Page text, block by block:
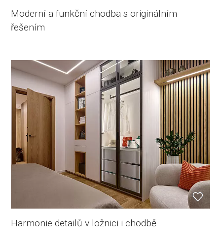
Moderní a funkční chodba s originálním
řešením
Harmonie detailů v ložnici i chodbě